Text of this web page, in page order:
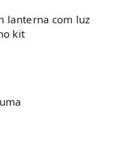
lanterna com luz
kit